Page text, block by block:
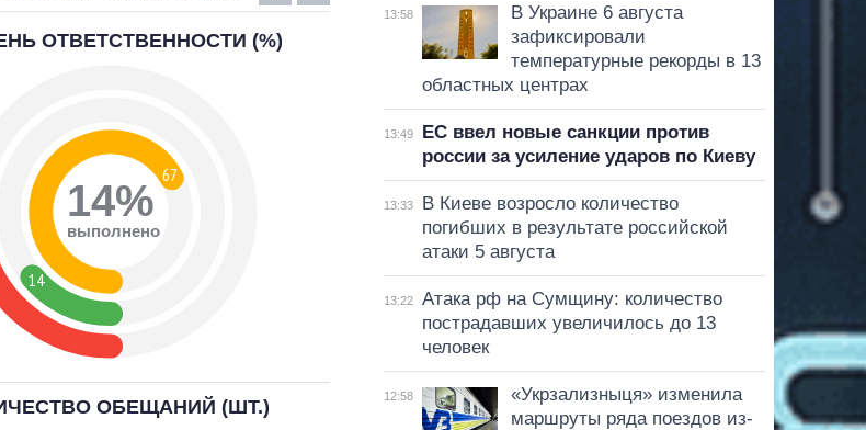
ОТВЕТСТВЕННОСТИ (%)
14
67
14%
выполнено
ОБЕЩАНИЙ (ШТ.)
13:58
В Украине 6 августа
зафиксировали
температурные рекорды в 13
областных центрах
13:49
ЕС ввел новые санкции против
россии за усиление ударов по Киеву
13:33
В Киеве возросло количество
погибших в результате российской
атаки 5 августа
13:22
Атака рф на Сумщину: количество
пострадавших увеличилось до 13
человек
12:58
«Укрзализныця» изменила
маршруты ряда поездов из-